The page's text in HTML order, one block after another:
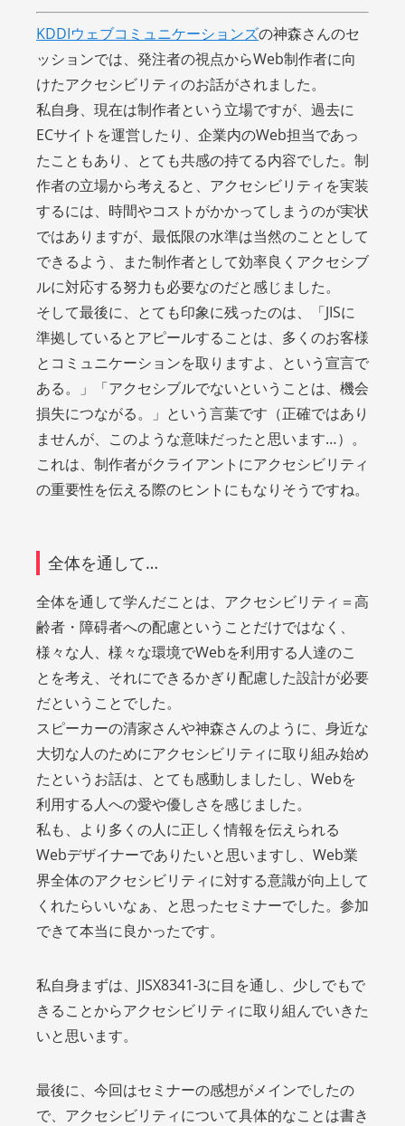
KDDIウェブコミュニケーションズの神森さんのセ
ッションでは、発注者の視点からWeb制作者に向
けたアクセシビリティのお話がされました。
私自身、現在は制作者という立場ですが、過去に
ECサイトを運営したり、企業内のWeb担当であっ
たこともあり、とても共感の持てる内容でした。制
作者の立場から考えると、アクセシビリティを実装
するには、時間やコストがかかってしまうのが実状
ではありますが、最低限の水準は当然のこととして
できるよう、また制作者として効率良くアクセシブ
ルに対応する努力も必要なのだと感じました。
そして最後に、とても印象に残ったのは、「JISに
準拠しているとアピールすることは、多くのお客様
とコミュニケーションを取りますよ、という宣言で
ある。」「アクセシブルでないということは、機会
損失につながる。」という言葉です（正確ではあり
ませんが、このような意味だったと思います…）。
これは、制作者がクライアントにアクセシビリティ
の重要性を伝える際のヒントにもなりそうですね。
全体を通して…
全体を通して学んだことは、アクセシビリティ＝高
齢者・障碍者への配慮ということだけではなく、
様々な人、様々な環境でWebを利用する人達のこ
とを考え、それにできるかぎり配慮した設計が必要
だということでした。
スピーカーの清家さんや神森さんのように、身近な
大切な人のためにアクセシビリティに取り組み始め
たというお話は、とても感動しましたし、Webを
利用する人への愛や優しさを感じました。
私も、より多くの人に正しく情報を伝えられる
Webデザイナーでありたいと思いますし、Web業
界全体のアクセシビリティに対する意識が向上して
くれたらいいなぁ、と思ったセミナーでした。参加
できて本当に良かったです。
私自身まずは、JISX8341-3に目を通し、少しでもで
きることからアクセシビリティに取り組んでいきた
いと思います。
最後に、今回はセミナーの感想がメインでしたの
で、アクセシビリティについて具体的なことは書き